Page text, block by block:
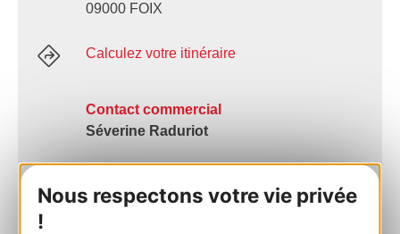
Nous respectons votre vie privée
!
09000 FOIX
Calculez votre itinéraire
Contact commercial
Séverine Raduriot